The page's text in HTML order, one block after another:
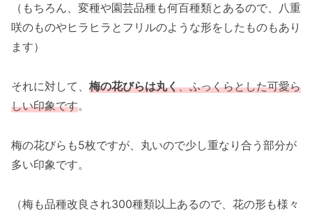
（もちろん、変種や園芸品種も何百種類とあるので、八重
咲のものやヒラヒラとフリルのような形をしたものもあり
ます）
それに対して、 梅の花びらは丸く、ふっくらとした可愛ら
しい印象です。
梅の花びらも5枚ですが、丸いので少し重なり合う部分が
多い印象です。
（梅も品種改良され300種類以上あるので、花の形も様々